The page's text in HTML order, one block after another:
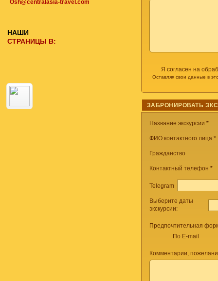
Я согласен на
Оставляя свои данные в
ЗАБРОНИРОВАТЬ
Название экскурсии *
ФИО контактного лица *
Гражданство
Контактный телефон *
Telegram
Выберите даты
экскурсии:
Предпочтительная
По E-mail
Комментарии,
Osh@centralasia-travel.com
НАШИ
СТРАНИЦЫ В: